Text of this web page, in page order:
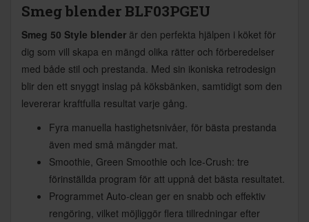
Smeg blender BLF03PGEU
Smeg 50 Style blender är den perfekta hjälpen i köket för
dig som vill skapa en mängd olika rätter och förberedelser
med både stil och prestanda. Med sin ikoniska retrodesign
blir den ett snyggt inslag på köksbänken, samtidigt som den
levererar kraftfulla resultat varje gång.
Fyra manuella hastighetsnivåer, för bästa prestanda
även med små mängder mat.
Smoothie, Green Smoothie och Ice-Crush: tre
förinställda program för att uppnå det bästa resultatet.
Programmet Auto-clean ger en snabb och effektiv
rengöring, vilket möjliggör flera tillredningar efter